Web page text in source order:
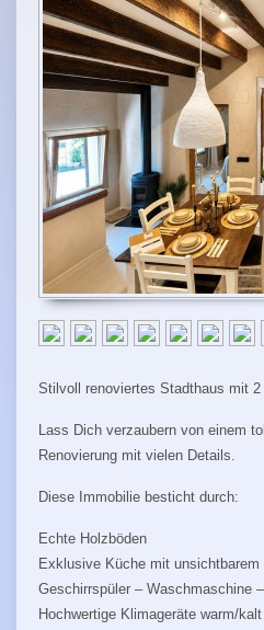
Stilvoll renoviertes Stadthaus mit
Lass Dich verzaubern von einem
Renovierung mit vielen Details.
Diese Immobilie besticht durch:
Echte Holzböden
Exklusive Küche mit
Geschirrspüler – Waschmaschine –
Hochwertige Klimageräte warm/kalt